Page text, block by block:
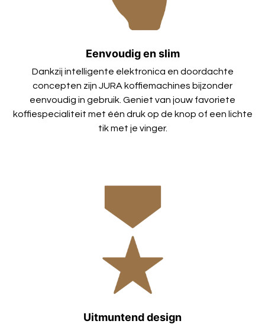
Eenvoudig en slim
Dankzij intelligente elektronica en doordachte
concepten zijn JURA koffiemachines bijzonder
eenvoudig in gebruik. Geniet van jouw favoriete
koffiespecialiteit met één druk op de knop of een lichte
tik met je vinger.
Uitmuntend design